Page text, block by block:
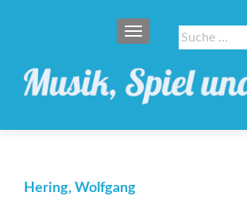
Suche
nach:
SCHALTE NAVIGATION
Hering, Wolfgang